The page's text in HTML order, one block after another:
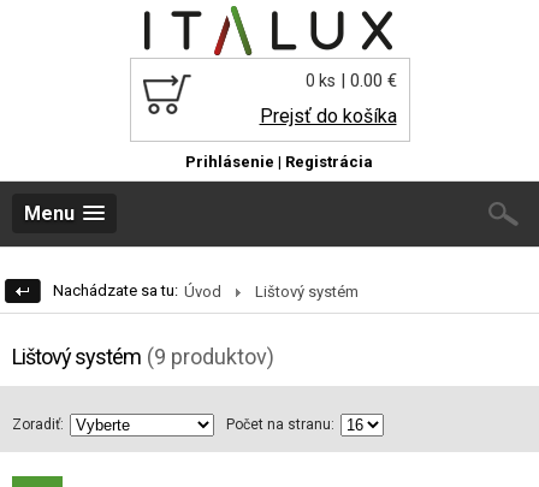
0 ks | 0.00 €
Prejsť do košíka
Prihlásenie | Registrácia
Menu
Nachádzate sa tu: Úvod Lištový systém
Lištový systém (9 produktov)
Zoradiť: Počet na stranu: